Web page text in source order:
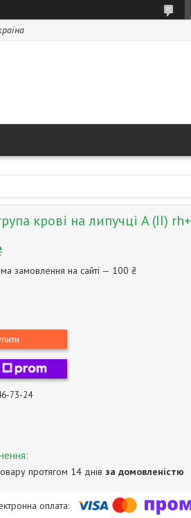
крові на липучці A (II) rh+
замовлення на сайті — 100 ₴
73-24
протягом 14 днів за домовленістю